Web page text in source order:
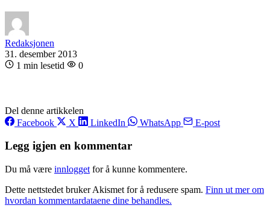
Redaksjonen
31. desember 2013
1 min lesetid
0
Del denne artikkelen
Facebook
X LinkedIn WhatsApp E-post
Legg igjen en kommentar
Du må være innlogget for å kunne kommentere.
Dette nettstedet bruker Akismet for å redusere spam. Finn ut mer om
hvordan kommentardataene dine behandles.